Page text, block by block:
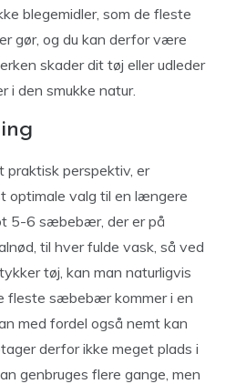
blegemidler, som de fleste
gør, og du kan derfor være
skader dit tøj eller udleder
i den smukke natur.
praktisk perspektiv, er
valg til en længere
5-6 sæbebær, der er på
til hver fulde vask, så ved
tøj, kan man naturligvis
fleste sæbebær kommer i en
med fordel også nemt kan
derfor ikke meget plads i
genbruges flere gange, men